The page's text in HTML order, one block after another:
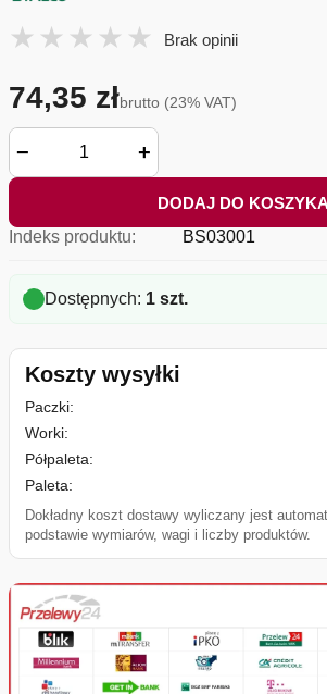
Brak opinii
74,35 złbrutto (23% VAT)
− +
DODAJ DO KOSZYKA
Indeks produktu:
BS03001
Dostępnych: 1 szt.
Koszty wysyłki
Paczki:
Worki:
Półpaleta:
Paleta:
Dokładny koszt dostawy wyliczany jest
podstawie wymiarów, wagi i liczby produktów.